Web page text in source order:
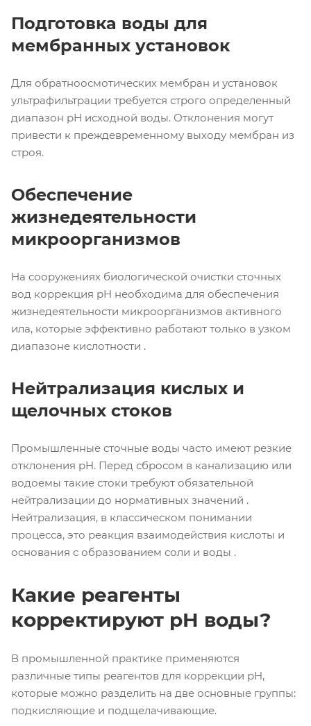
Подготовка воды для
мембранных установок
Для обратноосмотических мембран и установок
ультрафильтрации требуется строго определенный
диапазон pH исходной воды. Отклонения могут
привести к преждевременному выходу мембран из
строя.
Обеспечение
жизнедеятельности
микроорганизмов
На сооружениях биологической очистки сточных
вод коррекция pH необходима для обеспечения
жизнедеятельности микроорганизмов активного
ила, которые эффективно работают только в узком
диапазоне кислотности .
Нейтрализация кислых и
щелочных стоков
Промышленные сточные воды часто имеют резкие
отклонения pH. Перед сбросом в канализацию или
водоемы такие стоки требуют обязательной
нейтрализации до нормативных значений .
Нейтрализация, в классическом понимании
процесса, это реакция взаимодействия кислоты и
основания с образованием соли и воды .
Какие реагенты
корректируют pH воды?
В промышленной практике применяются
различные типы реагентов для коррекции pH,
которые можно разделить на две основные группы:
подкисляющие и подщелачивающие.